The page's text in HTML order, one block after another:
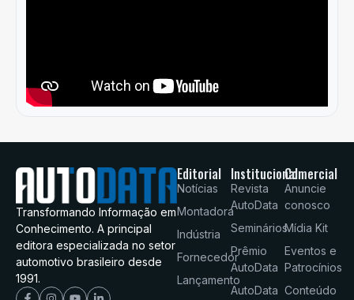
Transformando Informação em
Conhecimento. A principal
editora especializada no setor
automotivo brasileiro desde
1991.
Editorial
Notícias
Montadora
Indústria
Fornecedor
Lançamento
Institucional
Revista
AutoData
Seminários
Prêmio
AutoData
AutoData
Comercial
Anuncie
conosco
Mídia Kit
Eventos e
Patrocínios
Conteúdo